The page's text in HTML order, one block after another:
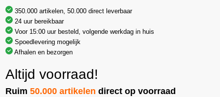
350.000 artikelen, 50.000 direct leverbaar
24 uur bereikbaar
Voor 15:00 uur besteld, volgende werkdag in huis
Spoedlevering mogelijk
Afhalen en bezorgen
Altijd voorraad!
Ruim50.000 artikelen direct op voorraad